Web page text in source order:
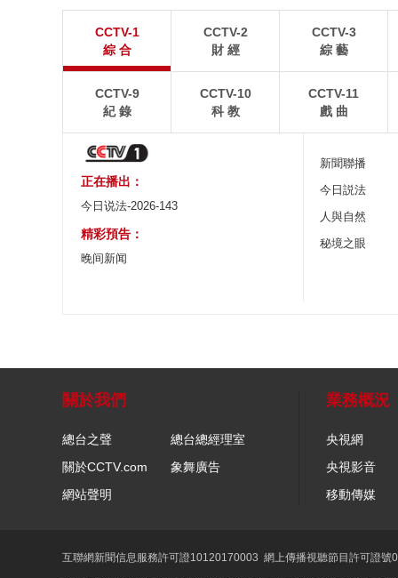
8月2日晚，江蘇張家港香山風景區燈光璀璨，市民和
游客前來賞夜景、逛集市。
8月1日，北京故宮博
CCTV-1
綜 合
CCTV-2
財 經
CCTV-3
綜 藝
CCTV-9
紀 錄
CCTV-10
科 教
CCTV-11
戲 曲
正在播出：
今日说法-2026-143
精彩預告：
晚间新闻
新聞聯播
今日説法
人與自然
秘境之眼
關於我們
總台之聲
總台總經理室
關於CCTV.com
象舞廣告
網站聲明
業務概況
央視網
央視影音
移動傳媒
互聯網新聞信息服務許可證10120170003 網上傳播視聽節目許可證